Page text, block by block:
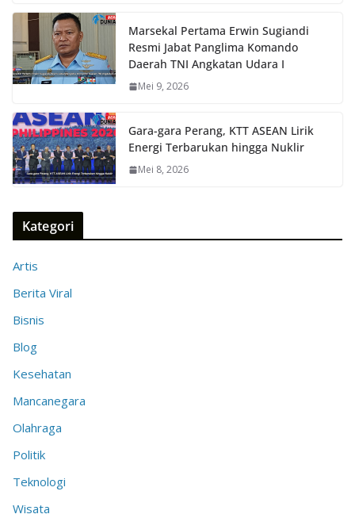
Marsekal Pertama Erwin Sugiandi
Resmi Jabat Panglima Komando
Daerah TNI Angkatan Udara I
Mei 9, 2026
Gara-gara Perang, KTT ASEAN Lirik
Energi Terbarukan hingga Nuklir
Mei 8, 2026
Kategori
Artis
Berita Viral
Bisnis
Blog
Kesehatan
Mancanegara
Olahraga
Politik
Teknologi
Wisata